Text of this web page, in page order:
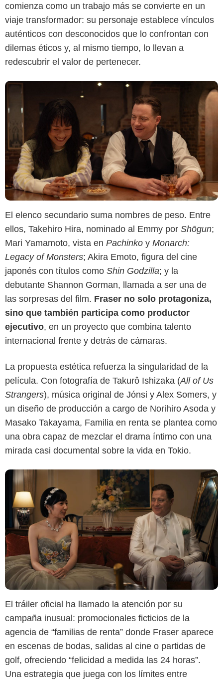
comienza como un trabajo más se convierte en un
viaje transformador: su personaje establece vínculos
auténticos con desconocidos que lo confrontan con
dilemas éticos y, al mismo tiempo, lo llevan a
redescubrir el valor de pertenecer.
El elenco secundario suma nombres de peso. Entre
ellos, Takehiro Hira, nominado al Emmy por Shōgun;
Mari Yamamoto, vista en Pachinko y Monarch:
Legacy of Monsters; Akira Emoto, figura del cine
japonés con títulos como Shin Godzilla; y la
debutante Shannon Gorman, llamada a ser una de
las sorpresas del film. Fraser no solo protagoniza,
sino que también participa como productor
ejecutivo, en un proyecto que combina talento
internacional frente y detrás de cámaras.
La propuesta estética refuerza la singularidad de la
película. Con fotografía de Takurô Ishizaka (All of Us
Strangers), música original de Jónsi y Alex Somers, y
un diseño de producción a cargo de Norihiro Asoda y
Masako Takayama, Familia en renta se plantea como
una obra capaz de mezclar el drama íntimo con una
mirada casi documental sobre la vida en Tokio.
El tráiler oficial ha llamado la atención por su
campaña inusual: promocionales ficticios de la
agencia de “familias de renta” donde Fraser aparece
en escenas de bodas, salidas al cine o partidas de
golf, ofreciendo “felicidad a medida las 24 horas”.
Una estrategia que juega con los límites entre